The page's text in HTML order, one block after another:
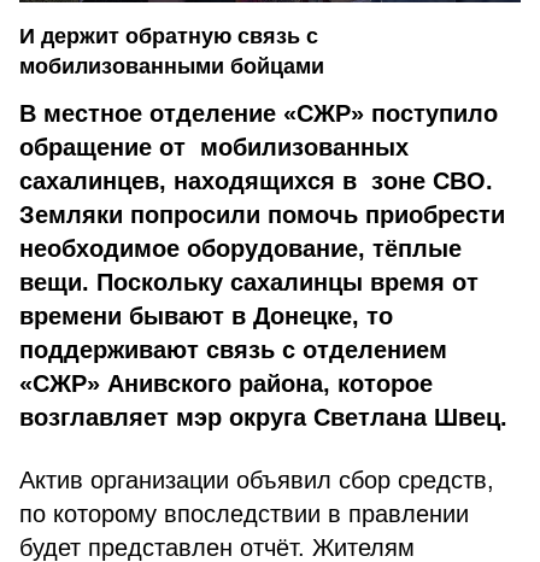
И держит обратную связь с
мобилизованными бойцами
В местное отделение «СЖР» поступило
обращение от мобилизованных
сахалинцев, находящихся в зоне СВО.
Земляки попросили помочь приобрести
необходимое оборудование, тёплые
вещи. Поскольку сахалинцы время от
времени бывают в Донецке, то
поддерживают связь с отделением
«СЖР» Анивского района, которое
возглавляет мэр округа Светлана Швец.
Актив организации объявил сбор средств,
по которому впоследствии в правлении
будет представлен отчёт. Жителям